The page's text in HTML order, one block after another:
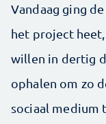
Vandaag ging de
het project
willen in dertig
ophalen om zo
sociaal medium